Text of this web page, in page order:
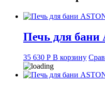
Печь для
35 630 Р В корзину